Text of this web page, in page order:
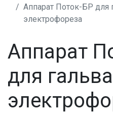
Аппарат Поток-БР для
электрофореза
Аппарат
для